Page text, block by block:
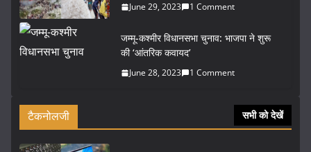
June 29, 2023 1 Comment
जम्मू-कश्मीर विधानसभा चुनाव: भाजपा ने शुरू
की ‘आंतरिक कवायद’
June 28, 2023 1 Comment
टैकनोलजी सभी को देखें